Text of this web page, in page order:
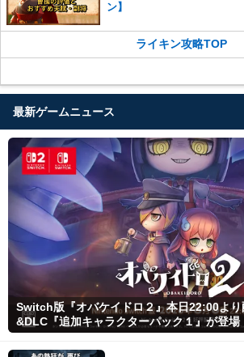
ン】
ライキン攻略TOP
最新ゲームニュース
Switch版『オバケイドロ２』本日22:00より
&DLC『追加キャラクターパック１』が登場